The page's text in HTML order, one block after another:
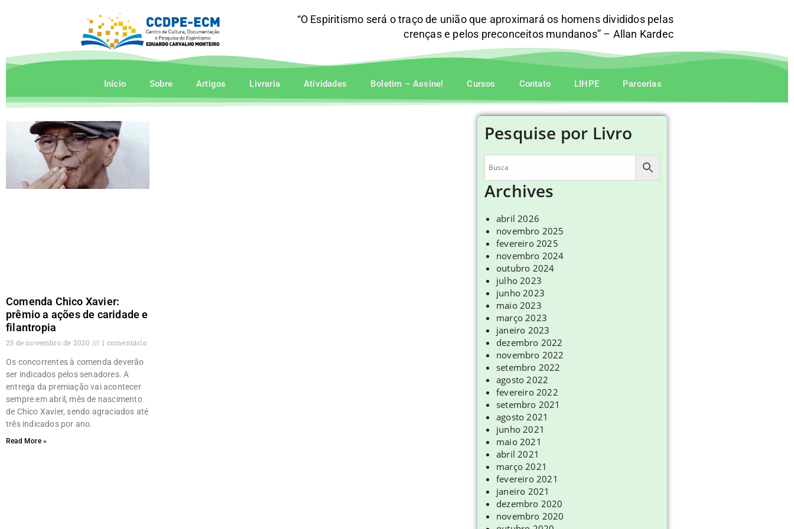
“O Espiritismo será o traço de união que aproximará os homens divididos pelas
crenças e pelos preconceitos mundanos” – Allan Kardec
Início Sobre Artigos Livraria Atividades Boletim – Assine! Cursos Contato LIHPE Parcerias
Comenda Chico Xavier:
prêmio a ações de caridade e
filantropia
25 de novembro de 2020 1 comentário
Os concorrentes à comenda deverão
ser indicados pelos senadores. A
entrega da premiação vai acontecer
sempre em abril, mês de nascimento
de Chico Xavier, sendo agraciados até
três indicados por ano.
Read More »
Pesquise por Livro
Archives
abril 2026
novembro 2025
fevereiro 2025
novembro 2024
outubro 2024
julho 2023
junho 2023
maio 2023
março 2023
janeiro 2023
dezembro 2022
novembro 2022
setembro 2022
agosto 2022
fevereiro 2022
setembro 2021
agosto 2021
junho 2021
maio 2021
abril 2021
março 2021
fevereiro 2021
janeiro 2021
dezembro 2020
novembro 2020